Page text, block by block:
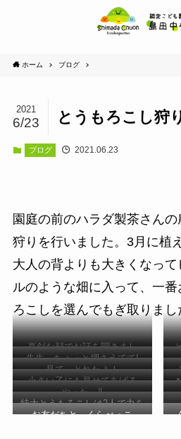
ホーム ブログ
とうもろこし狩
2021
6/23
ブログ 2021.06.23
園庭の前のハラダ製茶さん
狩りを行いました。3月に植
大人の背よりも大きくなっ
ルのような畑に入って、一
ろこしを選んでもぎ取りまし
真剣な顔でお話を聞きまし
た。
先生 ちょっと押さえてて!
見て、とれたよ！
小さい子にも見せてあげる
よ。
やった～‼
特大とうもろこしは2人で力を
合わせて…
お友だちと くらべっこ